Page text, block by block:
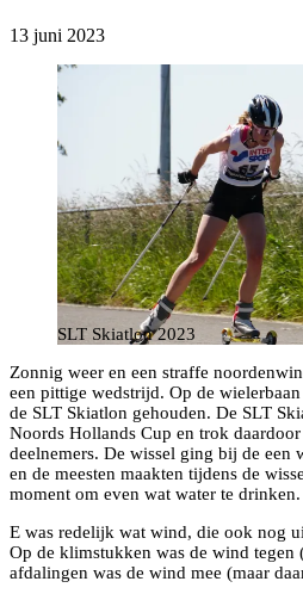
13 juni 2023
SLT Skiatlon 2023
Zonnig weer en een straffe
een pittige wedstrijd. Op de
de SLT Skiatlon gehouden. De SLT
Noords Hollands Cup en trok
deelnemers. De wissel ging bij de een
en de meesten maakten tijdens de
moment om even wat water te drinken.
E was redelijk wat wind, die ook nog
Op de klimstukken was de wind tegen
afdalingen was de wind mee (maar